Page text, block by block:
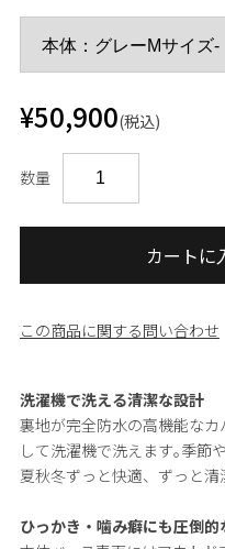
¥50,900(税込)
数量
カートに
この商品に関する問い合わせ
洗濯機で洗える清潔な設計
裏地が完全防水の高機能な
して洗濯機で洗えます｡季節
夏秋冬ずっと快適、ずっと清
ひっかき・噛み癖にも圧倒的